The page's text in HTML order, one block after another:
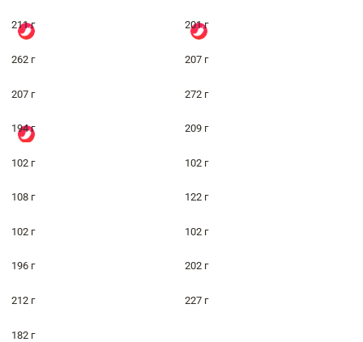
211 г 201 г
262 г 207 г
207 г 272 г
194 г 209 г
102 г 102 г
108 г 122 г
102 г 102 г
196 г 202 г
212 г 227 г
182 г